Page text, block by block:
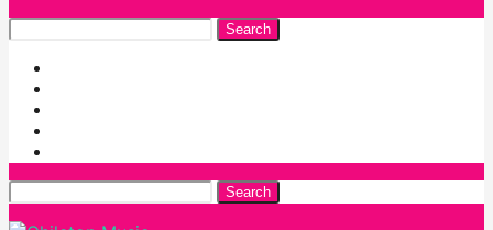
Search
Search